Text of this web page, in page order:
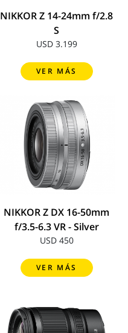
NIKKOR Z 14-24mm f/2.8
S
USD 3.199
VER MÁS
NIKKOR Z DX 16-50mm
f/3.5-6.3 VR - Silver
USD 450
VER MÁS